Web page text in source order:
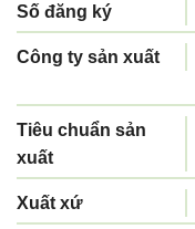
Số đăng ký
Công ty sản xuất
Tiêu chuẩn sản
xuất
Xuất xứ